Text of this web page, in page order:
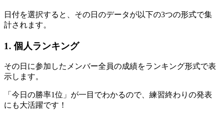
日付を選択すると、その日のデータが以下の3つの形式で集
計されます。
1. 個人ランキング
その日に参加したメンバー全員の成績をランキング形式で表
示します。
「今日の勝率1位」が一目でわかるので、練習終わりの発表
にも大活躍です！